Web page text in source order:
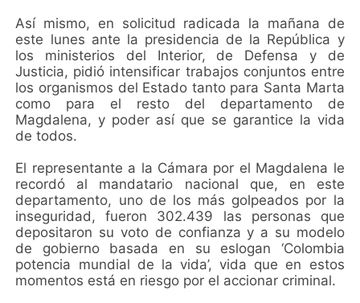
Así mismo, en solicitud radicada la mañana de
este lunes ante la presidencia de la República y
los ministerios del Interior, de Defensa y de
Justicia, pidió intensificar trabajos conjuntos entre
los organismos del Estado tanto para Santa Marta
como para el resto del departamento de
Magdalena, y poder así que se garantice la vida
de todos.
El representante a la Cámara por el Magdalena le
recordó al mandatario nacional que, en este
departamento, uno de los más golpeados por la
inseguridad, fueron 302.439 las personas que
depositaron su voto de confianza y a su modelo
de gobierno basada en su eslogan ‘Colombia
potencia mundial de la vida’, vida que en estos
momentos está en riesgo por el accionar criminal.